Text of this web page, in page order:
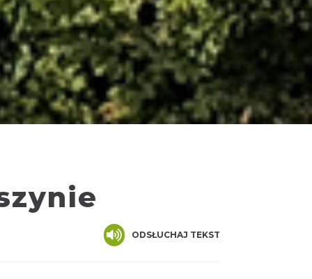
ODSŁUCHAJ TEKST